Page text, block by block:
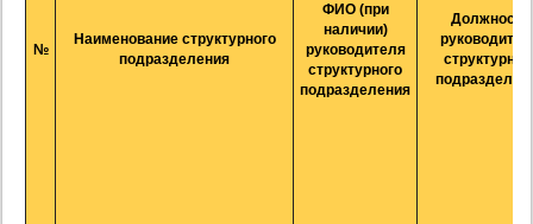
№
Наименование структурного
подразделения
ФИО (при
наличии)
руководителя
структурного
подразделения
Должность